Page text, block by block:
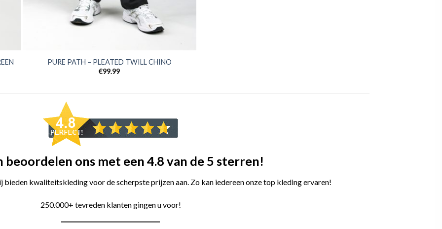
PURE PATH – PLEATED TWILL CHINO
€99.99
beoordelen ons met een 4.8 van de 5 sterren!
bieden kwaliteitskleding voor de scherpste prijzen aan. Zo kan iedereen onze top kleding ervaren!
250.000+ tevreden klanten gingen u voor!